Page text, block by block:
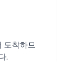
도착하므
.